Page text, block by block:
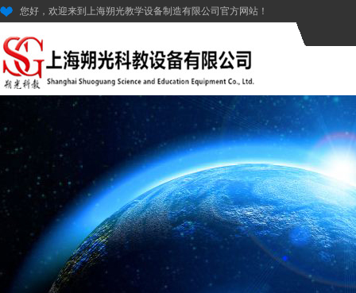
您好，欢迎来到上海朔光教学设备制造有限公司官方网站！